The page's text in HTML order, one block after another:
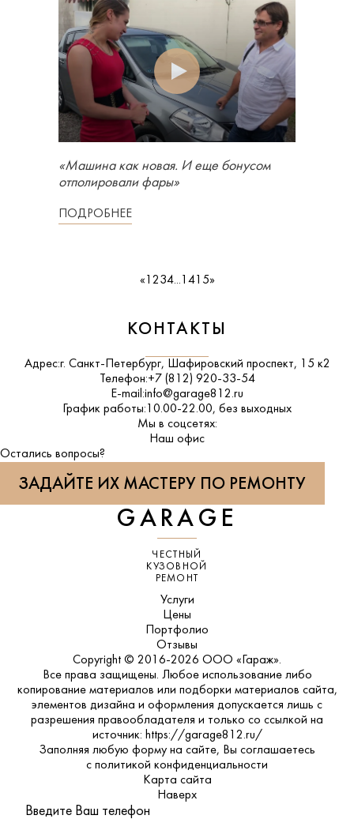
«Машина как новая. И еще бонусом
отполировали фары»
ПОДРОБНЕЕ
« 234... 1415»
КОНТАКТЫ
Адрес:г. Санкт-Петербург, Шафировский проспект, 15 к2
Телефон:+7 (812) 920-33-54
E-mail:info@garage812.ru
График работы: 10.00-22.00, без выходных
Мы в соцсетях:
ВКонтакте
Наш офис
Остались вопросы?
ЗАДАЙТЕ ИХ МАСТЕРУ ПО РЕМОНТУ
GARAGE
ЧЕСТНЫЙ
КУЗОВНОЙ
РЕМОНТ
Услуги
Цены
Портфолио
Отзывы
Copyright © 2016-2026 ООО «Гараж».
Все права защищены. Любое использование либо
копирование материалов или подборки материалов сайта,
элементов дизайна и оформления допускается лишь с
разрешения правообладателя и только со ссылкой на
источник: https://garage812.ru/
Заполняя любую форму на сайте, Вы соглашаетесь
с политикой конфиденциальности
Карта сайта
Наверх
Введите Ваш телефон